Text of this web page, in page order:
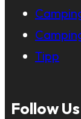
Tipp
Follow Us